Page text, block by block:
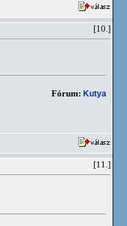
[10.]
Fórum: Kutya
[11.]